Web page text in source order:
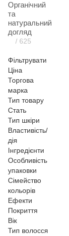
Органічний
та
натуральний
догляд
/ 625
Фільтрувати
Ціна
Торгова
марка
Тип товару
Стать
Тип шкіри
Властивість/
дія
Інгредієнти
Особливість
упаковки
Сімейство
кольорів
Ефекти
Покриття
Вік
Тип волосся